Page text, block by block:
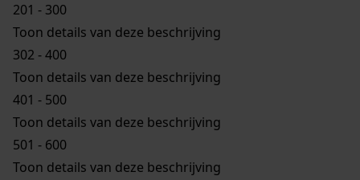
201 - 300
Toon details van deze beschrijving
302 - 400
Toon details van deze beschrijving
401 - 500
Toon details van deze beschrijving
501 - 600
Toon details van deze beschrijving